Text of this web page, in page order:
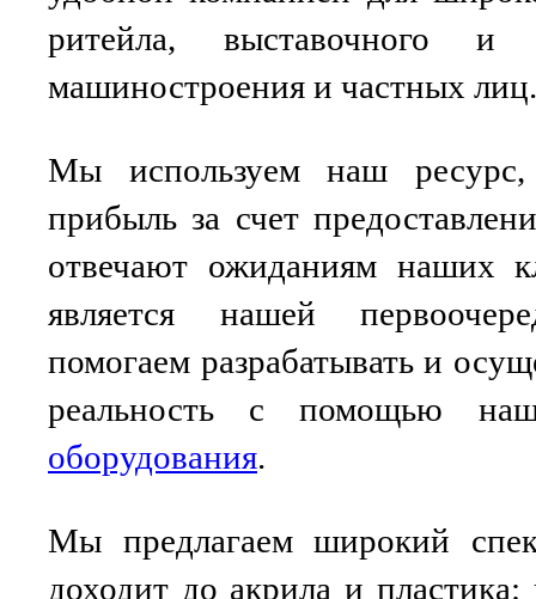
ритейла, выставочного и
машиностроения и частных лиц.
Мы используем наш ресурс,
прибыль за счет
отвечают ожиданиям наших
является нашей
помогаем разрабатывать и
реальность с помощью
оборудования.
Мы предлагаем широкий
доходит до акрила и